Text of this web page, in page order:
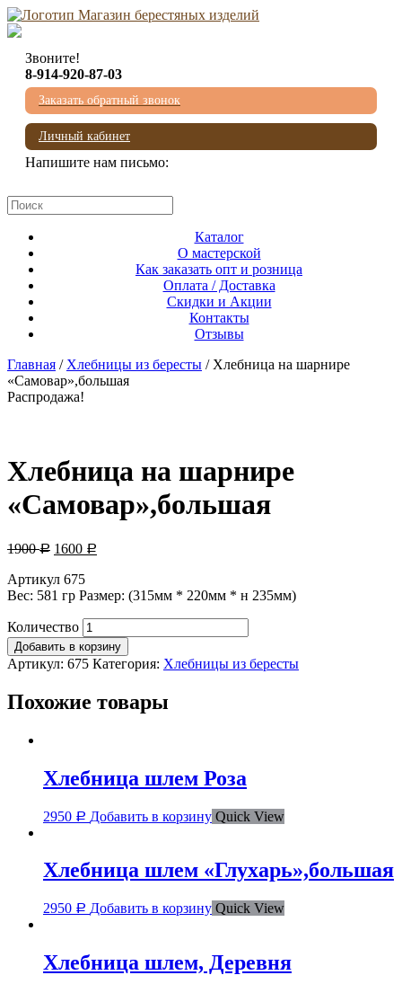
Звоните!
8-914-920-87-03
Заказать обратный звонок
Личный кабинет
Напишите нам письмо:
Каталог
О мастерской
Как заказать опт и розница
Оплата / Доставка
Скидки и Акции
Контакты
Отзывы
Главная / Хлебницы из бересты / Хлебница на шарнире
«Самовар»,большая
Распродажа!
Хлебница на шарнире
«Самовар»,большая
1900Р 1600 Р
Артикул 675
Вес: 581 гр Размер: (315мм * 220мм * н 235мм)
Количество
Добавить в корзину
Артикул: 675 Категория: Хлебницы из бересты
Похожие товары
Хлебница шлем Роза
2950 Р Добавить в корзину Quick View
Хлебница шлем «Глухарь»,большая
2950 Р Добавить в корзину Quick View
Хлебница шлем, Деревня